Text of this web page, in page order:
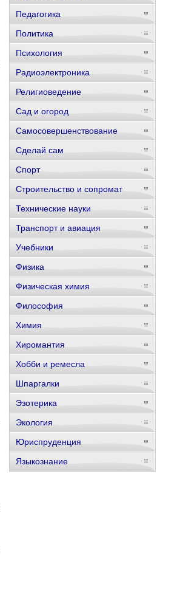
Педагогика
Политика
Психология
Радиоэлектроника
Религиоведение
Сад и огород
Самосовершенствование
Сделай сам
Спорт
Строительство и сопромат
Технические науки
Транспорт и авиация
Учебники
Физика
Физическая химия
Философия
Химия
Хиромантия
Хобби и ремесла
Шпаргалки
Эзотерика
Экология
Юриспруденция
Языкознание